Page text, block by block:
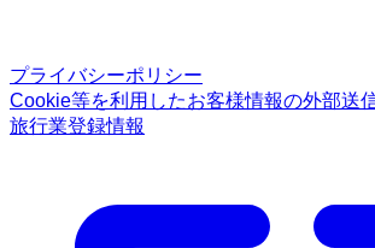
プライバシーポリシー
Cookie等を利用したお客様情報の外部送
旅行業登録情報